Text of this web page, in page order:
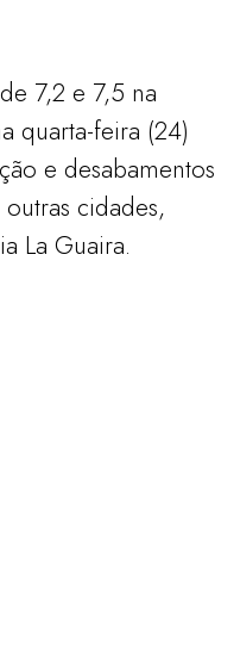
7,2 e 7,5 na
quarta-feira (24)
e desabamentos
cidades,
La Guaira.